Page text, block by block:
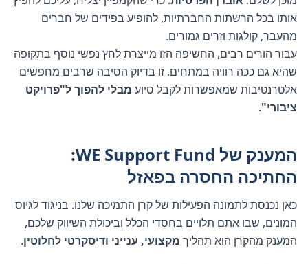
אותו בכל הרשתות החברתיות, להופיע בפידים של חברים
מהעבר, קולגות וזרים גמורים.
עבור הורים רבים, החשיפה הזו מייצרת לחץ נפשי נוסף בתקופה
שהיא גם ככה רוויה במתחים. זו בדיוק הסיבה שרבים מחפשים
אלטרנטיבות שמאפשרות לקבל סיוע מבלי להפוך ל"פרויקט
ציבורי".
המענק של WE Support Fund:
החתיכה החסרה בפאזל
כאן נכנסת לתמונה הפעילות של קרן התמיכה שלנו. בניגוד לגיוס
המונים, שבו אתם תלויים בחסדי הכלל וביכולת השיווק שלכם,
המענק מהקרן הוא תהליך מקצועי, ענייני ודיסקרטי לחלוטין.